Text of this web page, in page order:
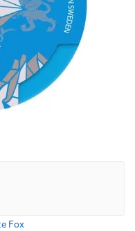
Fox